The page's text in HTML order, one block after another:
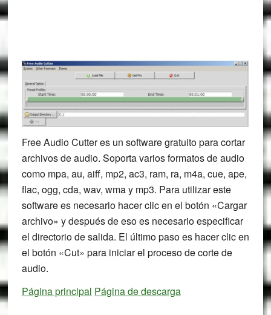
Free Audio Cutter es un software gratuito para cortar
archivos de audio. Soporta varios formatos de audio
como mpa, au, aiff, mp2, ac3, ram, ra, m4a, cue, ape,
flac, ogg, cda, wav, wma y mp3. Para utilizar este
software es necesario hacer clic en el botón «Cargar
archivo» y después de eso es necesario especificar
el directorio de salida. El último paso es hacer clic en
el botón «Cut» para iniciar el proceso de corte de
audio.
Página principal Página de descarga